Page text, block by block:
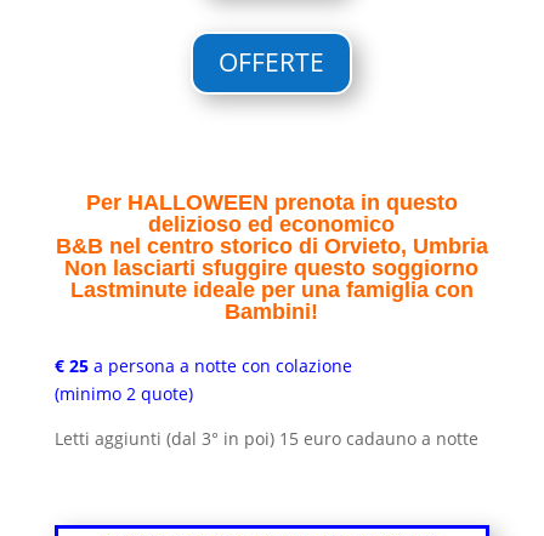
OFFERTE
Per HALLOWEEN prenota in questo
delizioso ed economico
B&B nel centro storico di Orvieto, Umbria
Non lasciarti sfuggire questo soggiorno
Lastminute ideale per una famiglia con
Bambini!
€ 25a persona a notte con colazione
(minimo 2 quote)
Letti aggiunti (dal 3° in poi) 15 euro cadauno a notte